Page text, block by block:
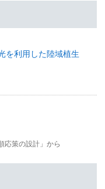
応］気候危機をサバ
、環境記者会同時配付）
・吸収量について
必要な対策を解明
進が鍵に－
環境記者会同時配付）
環境記者会同時配付）
を利用した陸域植生
応策の設計」から